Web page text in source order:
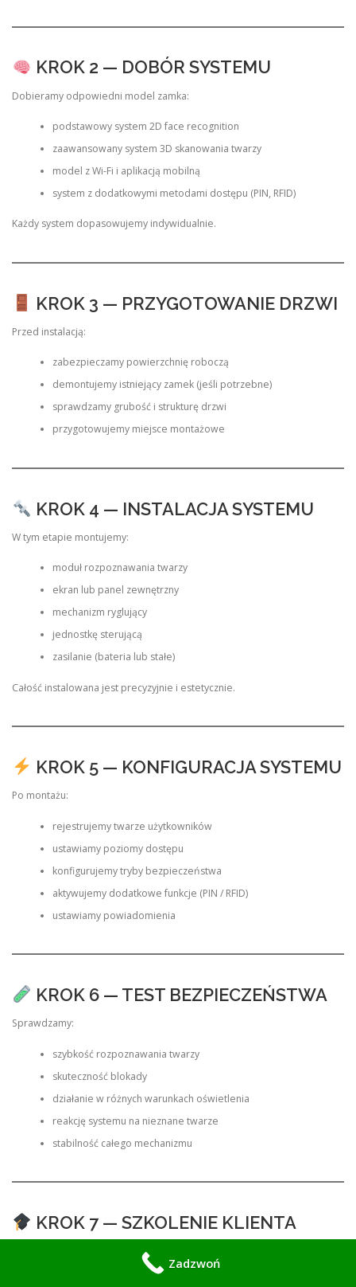
KROK 2 — DOBÓR SYSTEMU
Dobieramy odpowiedni model zamka:
podstawowy system 2D face recognition
zaawansowany system 3D skanowania twarzy
model z Wi-Fi i aplikacją mobilną
system z dodatkowymi metodami dostępu (PIN, RFID)
Każdy system dopasowujemy indywidualnie.
KROK 3 — PRZYGOTOWANIE DRZWI
Przed instalacją:
zabezpieczamy powierzchnię roboczą
demontujemy istniejący zamek (jeśli potrzebne)
sprawdzamy grubość i strukturę drzwi
przygotowujemy miejsce montażowe
KROK 4 — INSTALACJA SYSTEMU
W tym etapie montujemy:
moduł rozpoznawania twarzy
ekran lub panel zewnętrzny
mechanizm ryglujący
jednostkę sterującą
zasilanie (bateria lub stałe)
Całość instalowana jest precyzyjnie i estetycznie.
KROK 5 — KONFIGURACJA SYSTEMU
Po montażu:
rejestrujemy twarze użytkowników
ustawiamy poziomy dostępu
konfigurujemy tryby bezpieczeństwa
aktywujemy dodatkowe funkcje (PIN / RFID)
ustawiamy powiadomienia
KROK 6 — TEST BEZPIECZEŃSTWA
Sprawdzamy:
szybkość rozpoznawania twarzy
skuteczność blokady
działanie w różnych warunkach oświetlenia
reakcję systemu na nieznane twarze
stabilność całego mechanizmu
KROK 7 — SZKOLENIE KLIENTA
Zadzwoń